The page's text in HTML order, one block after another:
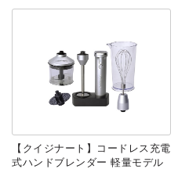
【クイジナート】コードレス充電
式ハンドブレンダー 軽量モデル